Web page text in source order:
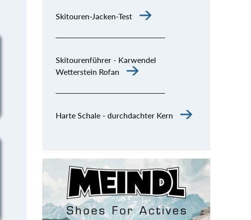
Skitouren-Jacken-Test
Skitourenführer - Karwendel
Wetterstein Rofan
Harte Schale - durchdachter Kern